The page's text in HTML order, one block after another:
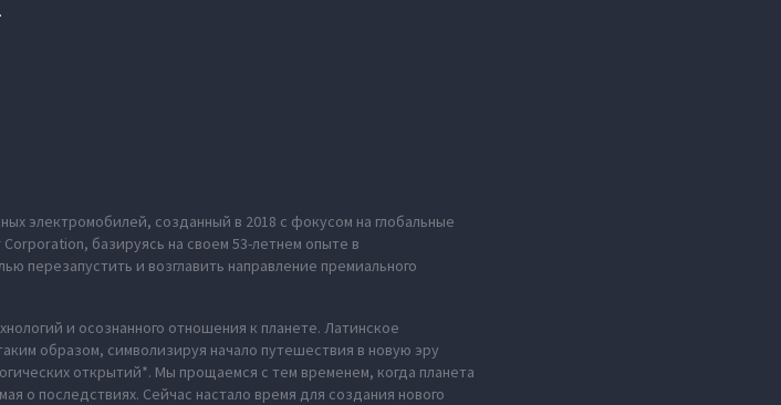
электромобилей, созданный в 2018 с фокусом на глобальные
базируясь на своем 53-летнем опыте в
перезапустить и возглавить направление премиального
и осознанного отношения к планете. Латинское
образом, символизируя начало путешествия в новую эру
открытий*. Мы прощаемся с тем временем, когда планета
о последствиях. Сейчас настало время для создания нового